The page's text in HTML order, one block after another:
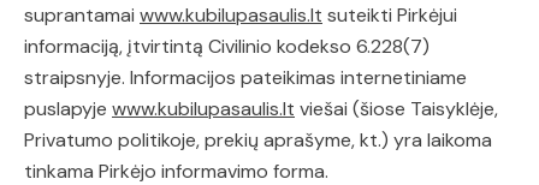
suprantamai www.kubilupasaulis.lt suteikti Pirkėjui
informaciją, įtvirtintą Civilinio kodekso 6.228(7)
straipsnyje. Informacijos pateikimas internetiniame
puslapyje www.kubilupasaulis.lt viešai (šiose Taisyklėje,
Privatumo politikoje, prekių aprašyme, kt.) yra laikoma
tinkama Pirkėjo informavimo forma.